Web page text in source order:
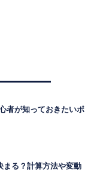
者が知っておきたいポ
まる？計算方法や変動